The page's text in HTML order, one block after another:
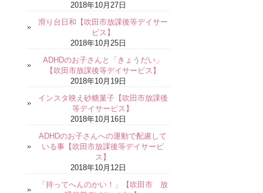
2018年10月27日
滑り台日和【吹田市放課後等デイサー
ビス】
2018年10月25日
ADHDのお子さんと「きょうだい」
【吹田市放課後等デイサービス】
2018年10月19日
インスタ映え砂糖菓子【吹田市放課後
等デイサービス】
2018年10月16日
ADHDのお子さんへの運動で配慮して
いる事【吹田市放課後等デイサービ
ス】
2018年10月12日
「持ってへんのかい！」【吹田市 放